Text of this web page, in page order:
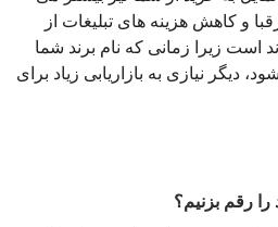
و کاهش هزینه های تبلیغات از
است زیرا زمانی که نام برند شما
دیگر نیازی به بازاریابی زیاد برای
را رقم بزنیم؟